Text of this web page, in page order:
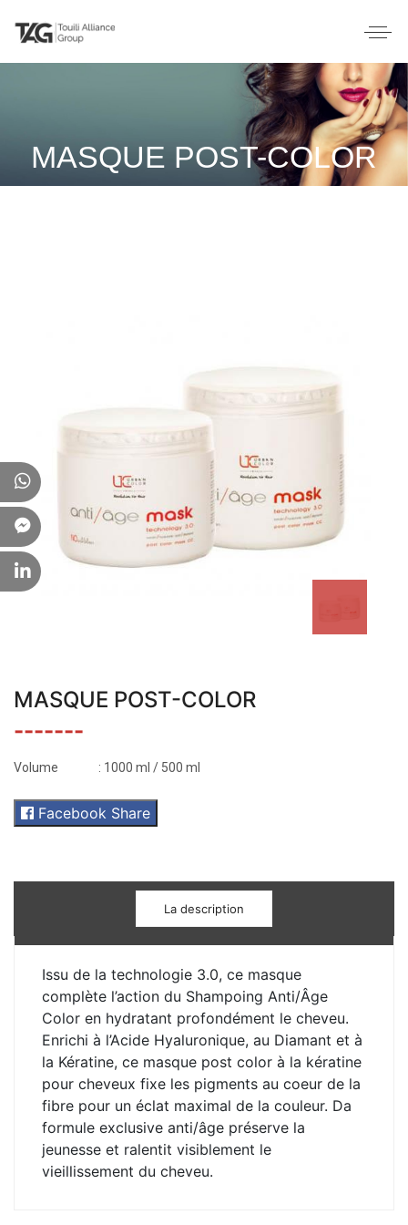
MASQUE POST-COLOR
MASQUE POST-COLOR
-------
Volume : 1000 ml / 500 ml
Facebook Share
La description
Issu de la technologie 3.0, ce masque
complète l’action du Shampoing Anti/Âge
Color en hydratant profondément le cheveu.
Enrichi à l’Acide Hyaluronique, au Diamant et à
la Kératine, ce masque post color à la kératine
pour cheveux fixe les pigments au coeur de la
fibre pour un éclat maximal de la couleur. Da
formule exclusive anti/âge préserve la
jeunesse et ralentit visiblement le
vieillissement du cheveu.